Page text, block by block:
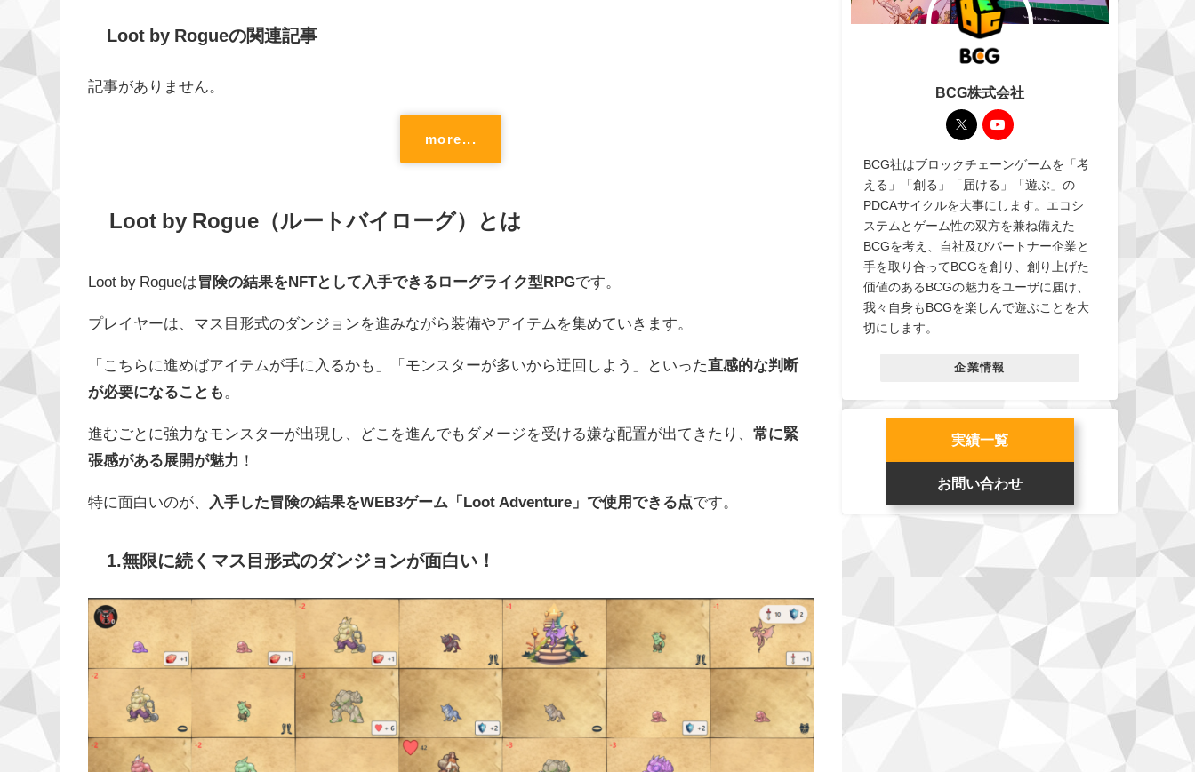
Loot by Rogueの関連記事
記事がありません。
more...
Loot by Rogue（ルートバイローグ）とは
Loot by Rogueは冒険の結果をNFTとして入手できるローグライク型RPGです。
プレイヤーは、マス目形式のダンジョンを進みながら装備やアイテムを集めていきます。
「こちらに進めばアイテムが手に入るかも」「モンスターが多いから迂回しよう」といった直感的な判断
が必要になることも
進むごとに強力なモンスターが出現し、どこを進んでもダメージを受ける嫌な配置が出てきたり、常に緊
張感がある展開が魅力 ！
特に面白いのが、 入手した冒険の結果をWEB3ゲーム「Loot Adventure」で使用できる点です。
1.無限に続くマス目形式のダンジョンが面白い！
BCG株式会社
BCG社はブロックチェーンゲームを「考
える」「創る」「届ける」「遊ぶ」の
PDCAサイクルを大事にします。エコシ
ステムとゲーム性の双方を兼ね備えた
BCGを考え、自社及びパートナー企業と
手を取り合ってBCGを創り、創り上げた
価値のあるBCGの魅力をユーザに届け、
我々自身もBCGを楽しんで遊ぶことを大
切にします。
企業情報
実績一覧
お問い合わせ